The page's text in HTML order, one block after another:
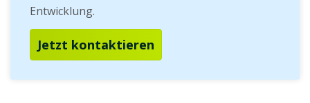
Entwicklung.
Jetzt kontaktieren